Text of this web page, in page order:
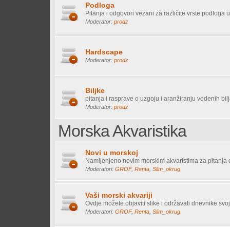
Podloga
Pitanja i odgovori vezani za različite vrste podloga
Moderator: prodz
Hardscape
Moderator: prodz
Biljke
pitanja i rasprave o uzgoju i aranžiranju vodenih
Moderator: prodz
Morska Akvaristika
Novi u morskoj
Namijenjeno novim morskim akvaristima za pitanja
Moderatori: GROF, Renta Slim_okrug
Vaši morski akvariji
Ovdje možete objaviti slike i održavati dnevnike
Moderatori: GROF, Renta Slim_okrug